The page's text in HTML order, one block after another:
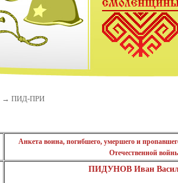
ПИД-ПРИ
Анкета воина, погибшего, умершего и
Отечественной
ПИДУНОВ Иван